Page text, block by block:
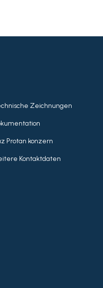
Zeichnungen
Protan konzern
Kontaktdaten